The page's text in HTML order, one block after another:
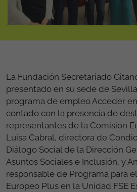
La Fundación Secretariado
presentado en su sede de
programa de empleo Acceder
contado con la presencia de
representantes de la Comisión
Luisa Cabral, directora de
Diálogo Social de la Dirección
Asuntos Sociales e Inclusión, y
responsable de Programa para
Europeo Plus en la Unidad FSE